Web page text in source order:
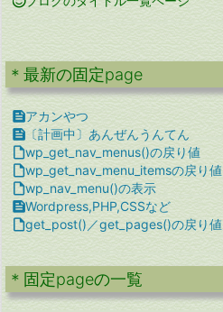
＊最新の固定page
アカンやつ
 〔計画中〕あんぜんうんてん
wp_get_nav_menus()の戻り値
wp_get_nav_menu_itemsの戻り値
wp_nav_menu()の表示
Wordpress,PHP,CSSなど
get_post()／get_pages()の戻り値
＊固定pageの一覧